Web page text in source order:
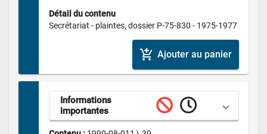
Détail du contenu
Secrétariat - plaintes, dossier P-75-830 - 1975-1977
add_shopping_cart Ajouter au panier
Informations
importantes